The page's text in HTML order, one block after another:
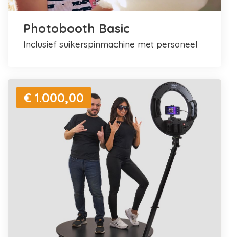
Photobooth Basic
inclusief suikerspinmachine met personeel
€ 1.000,00